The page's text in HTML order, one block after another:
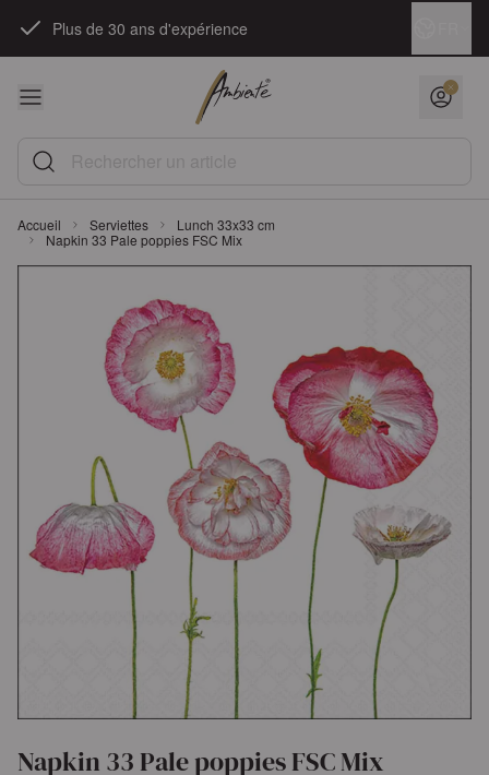
Plus de 30 ans d'expérience
Rechercher un article
Accueil Serviettes
Lunch 33x33 cm
Napkin 33 Pale poppies FSC Mix
Napkin 33 Pale poppies FSC Mix